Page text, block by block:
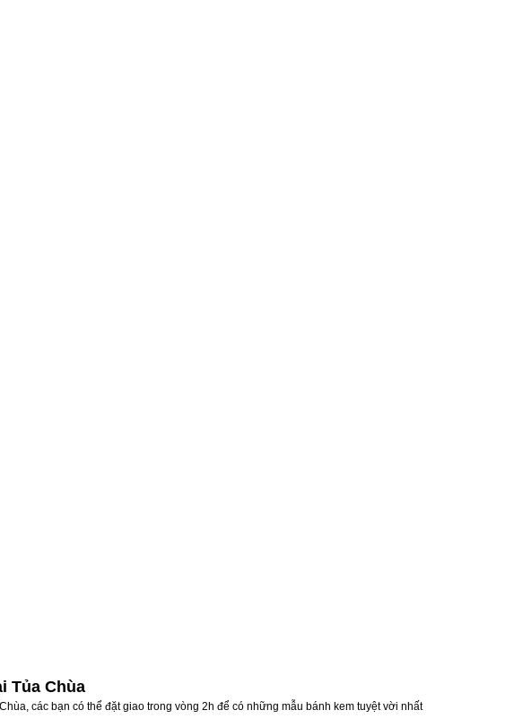
Tủa Chùa
các bạn có thể đặt giao trong vòng 2h để có những mẫu bánh kem tuyệt vời nhất